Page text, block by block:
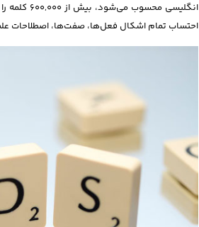
انگلیسی
احتساب تمام اشکال فعل‌ها، صفت‌ها، اصطلاحات